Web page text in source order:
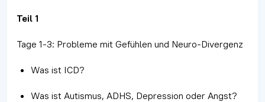
Teil 1
Tage 1-3: Probleme mit Gefühlen und Neuro-Divergenz
Was ist ICD?
Was ist Autismus, ADHS, Depression oder Angst?